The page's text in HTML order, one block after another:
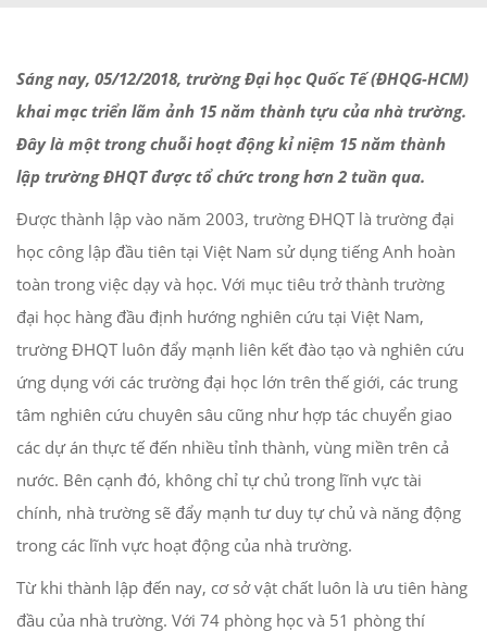
Sáng nay, 05/12/2018, trường Đại học Quốc Tế (ĐHQG-HCM)
khai mạc triển lãm ảnh 15 năm thành tựu của nhà trường.
Đây là một trong chuỗi hoạt động kỉ niệm 15 năm thành
lập trường ĐHQT được tổ chức trong hơn 2 tuần qua.
Được thành lập vào năm 2003, trường ĐHQT là trường đại
học công lập đầu tiên tại Việt Nam sử dụng tiếng Anh hoàn
toàn trong việc dạy và học. Với mục tiêu trở thành trường
đại học hàng đầu định hướng nghiên cứu tại Việt Nam,
trường ĐHQT luôn đẩy mạnh liên kết đào tạo và nghiên cứu
ứng dụng với các trường đại học lớn trên thế giới, các trung
tâm nghiên cứu chuyên sâu cũng như hợp tác chuyển giao
các dự án thực tế đến nhiều tỉnh thành, vùng miền trên cả
nước. Bên cạnh đó, không chỉ tự chủ trong lĩnh vực tài
chính, nhà trường sẽ đẩy mạnh tư duy tự chủ và năng động
trong các lĩnh vực hoạt động của nhà trường.
Từ khi thành lập đến nay, cơ sở vật chất luôn là ưu tiên hàng
đầu của nhà trường. Với 74 phòng học và 51 phòng thí